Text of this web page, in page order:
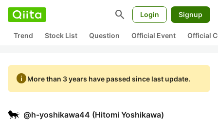
search Login Signup
Trend Stock List Question Official Event Official
infoMore than 3 years have passed since last update.
@h-yoshikawa44 (Hitomi Yoshikawa)